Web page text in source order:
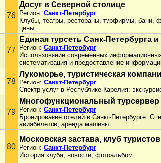
76
Досуг в Северной столице
Регион: Санкт-Петербург
Клубы, театры, рестораны, турфирмы, бани,
цены.
77
Единая турсеть Санк-Петербурга
Регион: Санкт-Петербург
Использование современных
систематизация и предоставление
78
Лукоморье, туристическая
Регион: Санкт-Петербург
Спектр услуг в Республике Карелия:
79
Многофункциональный турсервер
Регион: Санкт-Петербург
Бронирование отелей в Санкт-Петербурге.
авиабилетов, аренда машины.
80
Московская застава, клуб туристов
Регион: Санкт-Петербург
История клуба, новости, фотоальбом.